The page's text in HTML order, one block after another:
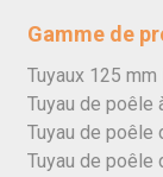
Gamme de
Tuyaux 125
Tuyau de poêle
Tuyau de poêle
Tuyau de poêle